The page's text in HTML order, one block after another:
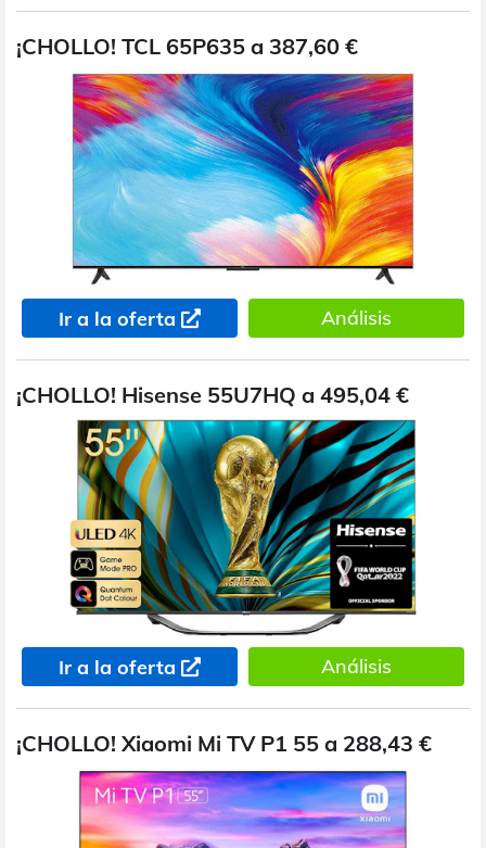
¡CHOLLO! TCL 65P635 a 387,60 €
Ir a la oferta Análisis
¡CHOLLO! Hisense 55U7HQ a 495,04 €
Ir a la oferta Análisis
¡CHOLLO! Xiaomi Mi TV P1 55 a 288,43 €